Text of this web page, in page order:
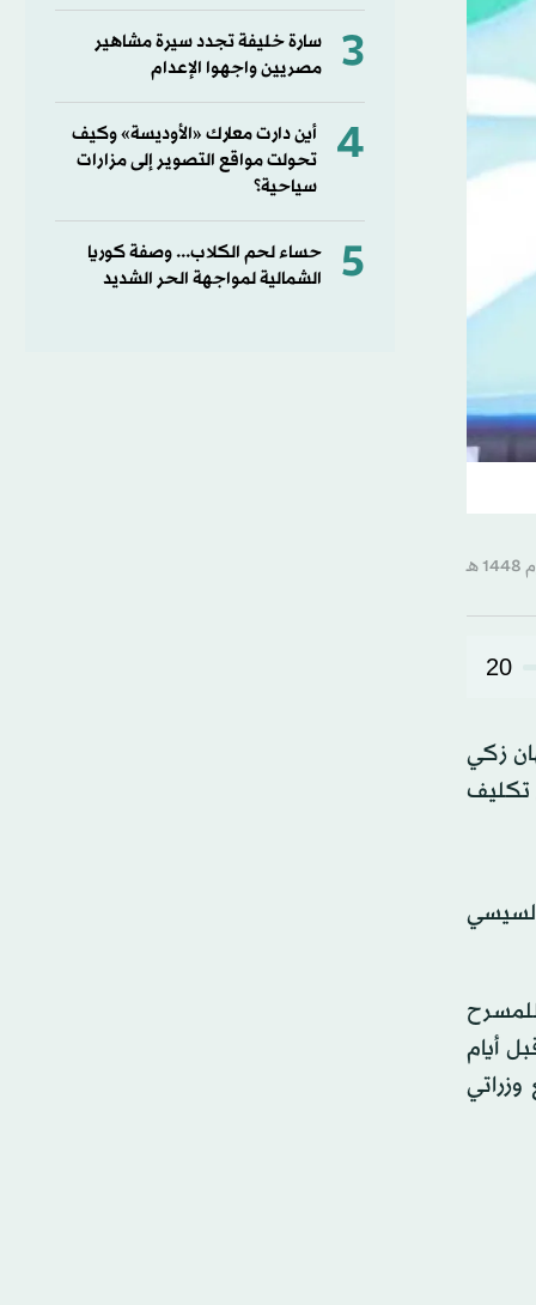
20
زكي
تكليف
السيسي
للمسرح
أيام
3
سارة خليفة تجدد سيرة مشاهير
مصريين واجهوا الإعدام
4
أين دارت معارك «الأوديسة» وكيف
تحولت مواقع التصوير إلى مزارات
سياحية؟
5
حساء لحم الكلاب... وصفة كوريا
الشمالية لمواجهة الحر الشديد